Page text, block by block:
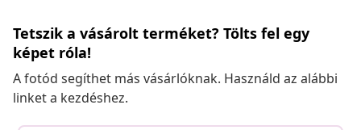
Tetszik a vásárolt terméket? Tölts fel egy
képet róla!
A fotód segíthet más vásárlóknak. Használd az alábbi
linket a kezdéshez.